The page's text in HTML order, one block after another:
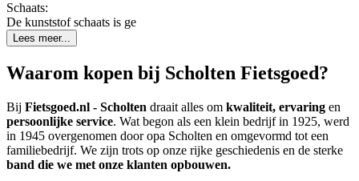
Schaats:
De kunststof schaats is ge
Lees meer...
Waarom kopen bij Scholten Fietsgoed?
Bij Fietsgoed.nl - Scholten draait alles om kwaliteit, ervaring en
persoonlijke service. Wat begon als een klein bedrijf in 1925, werd
in 1945 overgenomen door opa Scholten en omgevormd tot een
familiebedrijf. We zijn trots op onze rijke geschiedenis en de sterke
band die we met onze klanten opbouwen.